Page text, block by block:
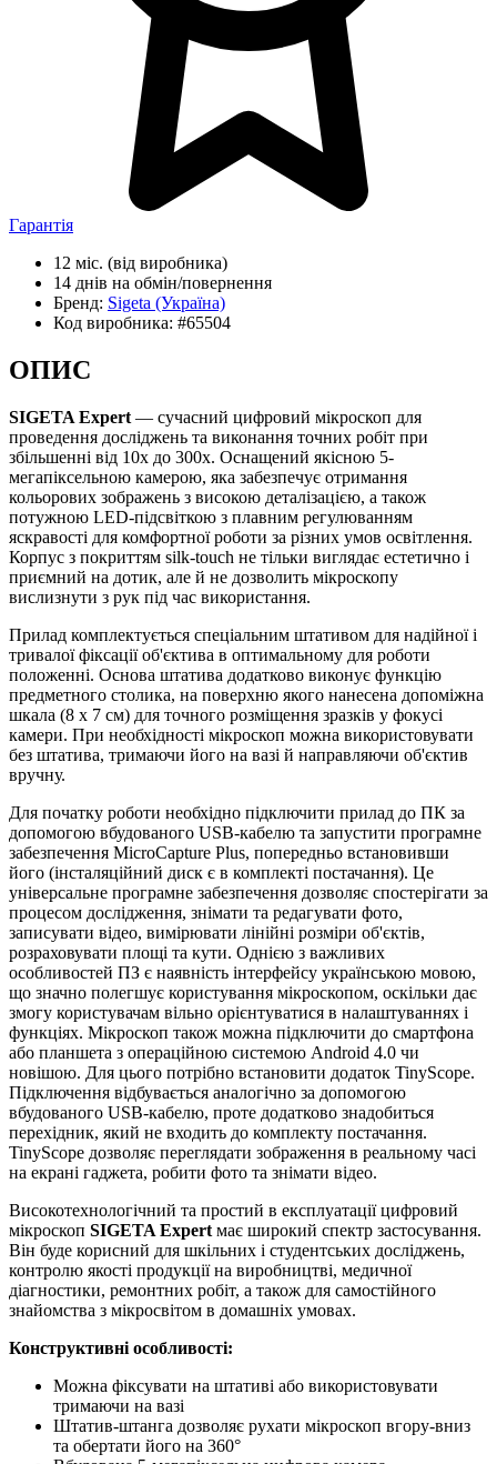
Гарантія
12 міс. (від виробника)
14 днів на обмін/повернення
Бренд: Sigeta (Україна)
Код виробника: #65504
ОПИС
SIGETA Expert — сучасний цифровий мікроскоп для
проведення досліджень та виконання точних робіт при
збільшенні від 10х до 300х. Оснащений якісною 5-
мегапіксельною камерою, яка забезпечує отримання
кольорових зображень з високою деталізацією, а також
потужною LED-підсвіткою з плавним регулюванням
яскравості для комфортної роботи за різних умов освітлення.
Корпус з покриттям silk-touch не тільки виглядає естетично і
приємний на дотик, але й не дозволить мікроскопу
вислизнути з рук під час використання.
Прилад комплектується спеціальним штативом для надійної і
тривалої фіксації об'єктива в оптимальному для роботи
положенні. Основа штатива додатково виконує функцію
предметного столика, на поверхню якого нанесена допоміжна
шкала (8 х 7 см) для точного розміщення зразків у фокусі
камери. При необхідності мікроскоп можна використовувати
без штатива, тримаючи його на вазі й направляючи об'єктив
вручну.
Для початку роботи необхідно підключити прилад до ПК за
допомогою вбудованого USB-кабелю та запустити програмне
забезпечення MicroCapture Plus, попередньо встановивши
його (інсталяційний диск є в комплекті постачання). Це
універсальне програмне забезпечення дозволяє спостерігати за
процесом дослідження, знімати та редагувати фото,
записувати відео, вимірювати лінійні розміри об'єктів,
розраховувати площі та кути. Однією з важливих
особливостей ПЗ є наявність інтерфейсу українською мовою,
що значно полегшує користування мікроскопом, оскільки дає
змогу користувачам вільно орієнтуватися в налаштуваннях і
функціях. Мікроскоп також можна підключити до смартфона
або планшета з операційною системою Android 4.0 чи
новішою. Для цього потрібно встановити додаток TinyScope.
Підключення відбувається аналогічно за допомогою
вбудованого USB-кабелю, проте додатково знадобиться
перехідник, який не входить до комплекту постачання.
TinyScope дозволяє переглядати зображення в реальному часі
на екрані гаджета, робити фото та знімати відео.
Високотехнологічний та простий в експлуатації цифровий
мікроскоп SIGETA Expert має широкий спектр застосування.
Він буде корисний для шкільних і студентських досліджень,
контролю якості продукції на виробництві, медичної
діагностики, ремонтних робіт, а також для самостійного
знайомства з мікросвітом в домашніх умовах.
Конструктивні особливості:
Можна фіксувати на штативі або використовувати
тримаючи на вазі
Штатив-штанга дозволяє рухати мікроскоп вгору-вниз
та обертати його на 360°